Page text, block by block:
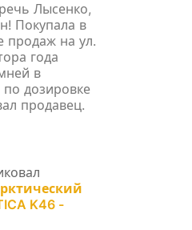
Лысенко,
Покупала в
продаж на ул.
года
в
дозировке
продавец.
K46 -